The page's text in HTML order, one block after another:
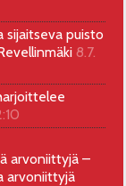
sijaitseva puisto
8.7.
arvoniittyjä –
arvoniittyjä